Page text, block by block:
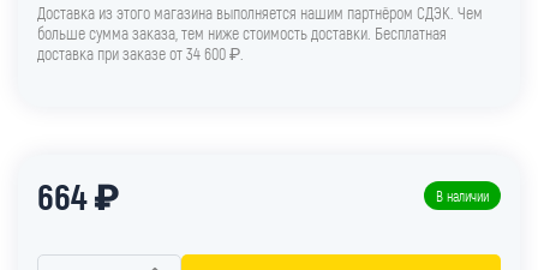
Доставка из этого магазина выполняется нашим партнёром СДЭК. Чем
больше сумма заказа, тем ниже стоимость доставки. Бесплатная
доставка при заказе от 34 600 ₽.
664 ₽ В наличии